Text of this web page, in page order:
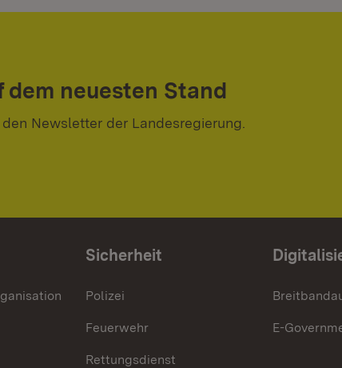
dem neuesten Stand
Newsletter der Landesregierung.
Sicherheit
Polizei
Feuerwehr
Rettungsdienst
E-